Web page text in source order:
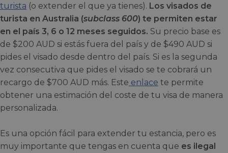
turista (o extender el que ya tienes). Los visados de
turista en Australia (subclass 600) te permiten estar
en el país 3, 6 o 12 meses seguidos. Su precio base es
de $200 AUD si estás fuera del país y de $490 AUD si
pides el visado desde dentro del país. Si es la segunda
vez consecutiva que pides el visado se te cobrará un
recargo de $700 AUD más. Este enlace te permite
obtener una estimación del coste de tu visa de manera
personalizada.
Es una opción fácil para extender tu estancia, pero es
muy importante que tengas en cuenta que es ilegal